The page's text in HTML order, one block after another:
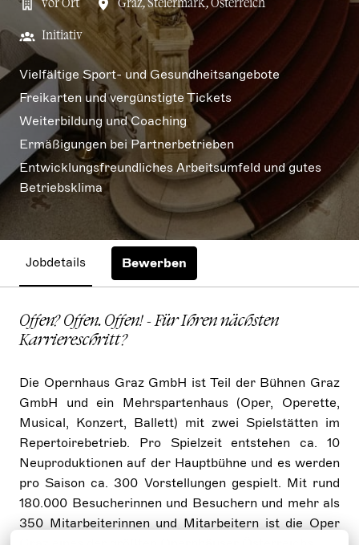
vor Ort Graz, Steiermark, Österreich
Initiativ
Vielfältige Sport- und Gesundheitsangebote
Freikarten und vergünstigte Tickets
Weiterbildung und Coaching
Ermäßigungen bei Partnerbetrieben
Entwicklungsfreundliches Arbeitsumfeld und gutes
Betriebsklima
Jobdetails Bewerben
Offen? Offen. Offen! - Für Ihren nächsten
Karriereschritt?
Die Opernhaus Graz GmbH ist Teil der Bühnen Graz
GmbH und ein Mehrspartenhaus (Oper, Operette,
Musical, Konzert, Ballett) mit zwei Spielstätten im
Repertoirebetrieb. Pro Spielzeit entstehen ca. 10
Neuproduktionen auf der Hauptbühne und es werden
pro Saison ca. 300 Vorstellungen gespielt. Mit rund
180.000 Besucherinnen und Besuchern und mehr als
350 Mitarbeiterinnen und Mitarbeitern ist die Oper